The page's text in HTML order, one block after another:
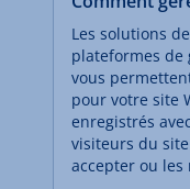
Les solutions
plateformes de
vous
pour votre site
enregistrés
visiteurs du
accepter ou les